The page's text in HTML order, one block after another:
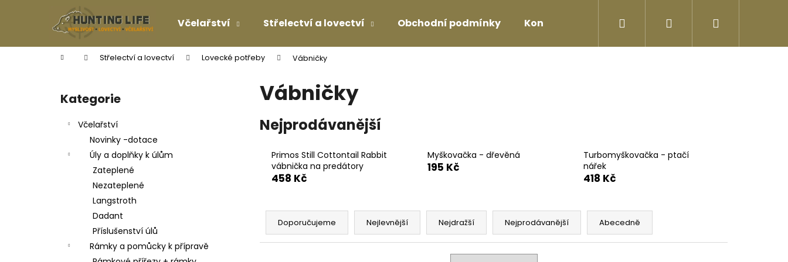
Včelařství Střelectví a lovectví Obchodní podmínky Kontakty Přihlášení
Domů Střelectví a lovectví Lovecké potřeby Vábničky
Přeskočit
kategorie
Kategorie
Včelařství
Novinky -dotace
Úly a doplňky k úlům
Zateplené
Nezateplené
Langstroth
Dadant
Příslušenství úlů
Rámky a pomůcky k přípravě
Vábničky
Nejprodávanější
Primos Still Cottontail Rabbit
vábnička na predátory
458 Kč
Myškovačka - dřevěná
195 Kč
Turbomyškovačka - ptačí
nářek
418 Kč
Ř
z
Doporučujeme Nejlevnější Nejdražší Nejprodávanější Abecedně
í
Zpět
do
Zpět
do
Co potřebujete najít?
Doporučujeme